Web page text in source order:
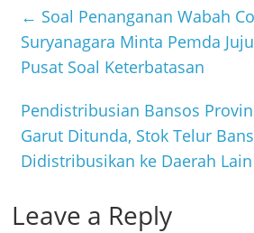
b
o
o
k
← Soal Penanganan Wabah
Suryanagara Minta Pemda
Pusat Soal Keterbatasan
Pendistribusian Bansos
Garut Ditunda, Stok Telur
Didistribusikan ke Daerah Lain
Leave a Reply